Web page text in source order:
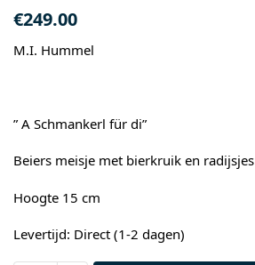
€249.00
M.I. Hummel
” A Schmankerl für di”
Beiers meisje met bierkruik en radijsjes
Hoogte 15 cm
Levertijd: Direct (1-2 dagen)